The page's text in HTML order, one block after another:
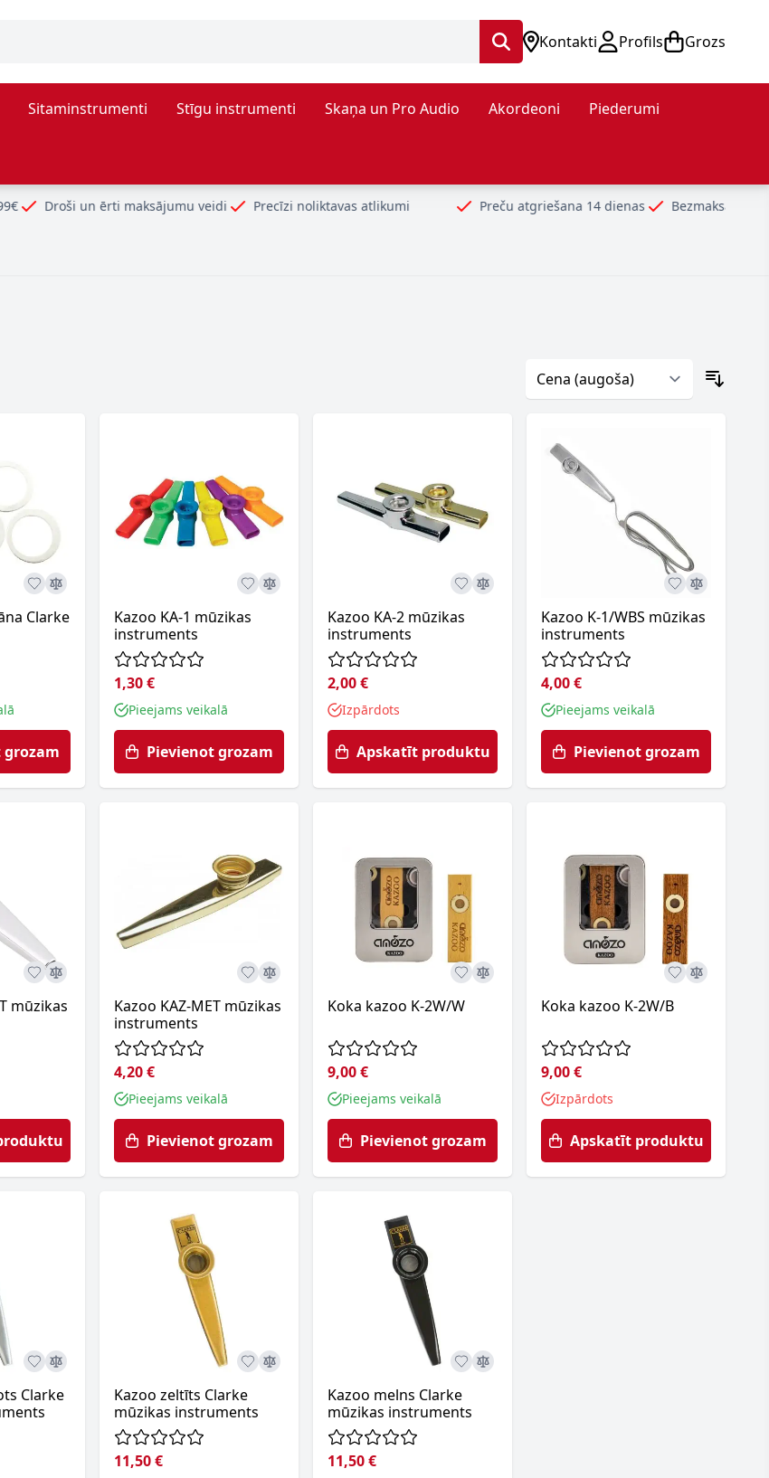
Kontakti Profils Grozs
Sitaminstrumenti Stīgu instrumenti Skaņa un Pro Audio Akordeoni Piederumi
ērti maksājumu veidi Precīzi noliktavas atlikumi Preču atgriešana 14 dienas Bezmaksas piegāde no 99€
Clarke
grozam
Kazoo KA-1 mūzikas
instruments
1,30 €
Pieejams veikalā
Pievienot grozam
Kazoo KA-2 mūzikas
instruments
2,00 €
Izpārdots
Apskatīt produktu
Kazoo K-1/WBS mūzikas
instruments
4,00 €
Pieejams veikalā
Pievienot grozam
mūzikas
Kazoo KAZ-MET mūzikas
instruments
4,20 €
Pieejams veikalā
Pievienot grozam
Koka kazoo K-2W/W
9,00 €
Pieejams veikalā
Pievienot grozam
Koka kazoo K-2W/B
9,00 €
Izpārdots
Apskatīt produktu
Clarke
Kazoo zeltīts Clarke
mūzikas instruments
11,50 €
Kazoo melns Clarke
mūzikas instruments
11,50 €